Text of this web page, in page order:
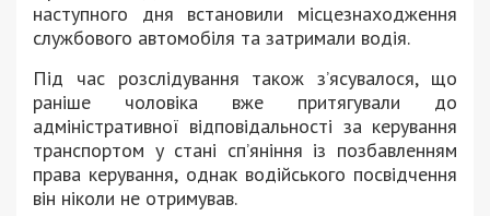
наступного дня встановили місцезнаходження
службового автомобіля та затримали водія.
Під час розслідування також з’ясувалося, що
раніше чоловіка вже притягували до
адміністративної відповідальності за керування
транспортом у стані сп’яніння із позбавленням
права керування, однак водійського посвідчення
він ніколи не отримував.